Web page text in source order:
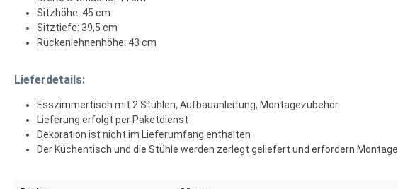
Sitzhöhe: 45 cm
Sitztiefe: 39,5 cm
Rückenlehnenhöhe: 43 cm
Lieferdetails:
Esszimmertisch mit 2 Stühlen, Aufbauanleitung, Montagezubehör
Lieferung erfolgt per Paketdienst
Dekoration ist nicht im Lieferumfang enthalten
Der Küchentisch und die Stühle werden zerlegt geliefert und erfordern Montage.